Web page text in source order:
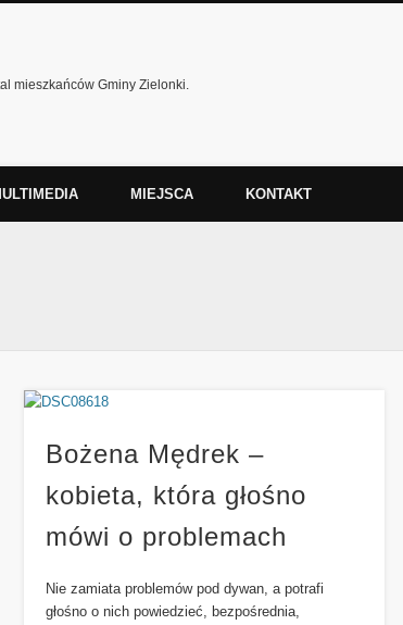
mieszkańców Gminy Zielonki.
MIEJSCA KONTAKT
Bożena Mędrek –
kobieta, która głośno
mówi o problemach
Nie zamiata problemów pod dywan, a potrafi
głośno o nich powiedzieć, bezpośrednia,